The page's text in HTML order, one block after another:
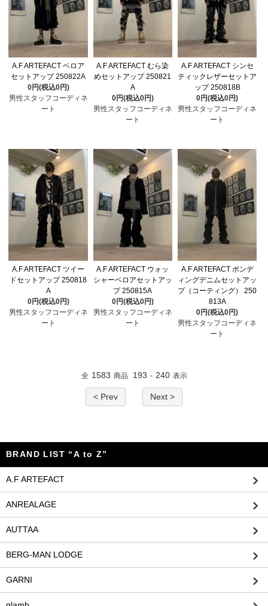
A.F ARTEFACT ベロア
セットアップ 250822A
0円(税込0円)
男性スタッフコーディネ
ート
A.F ARTEFACT むら染
めセットアップ 250821
A
0円(税込0円)
男性スタッフコーディネ
ート
A.F ARTEFACT シンセ
ティックレザーセットア
ップ 250818B
0円(税込0円)
男性スタッフコーディネ
ート
A.F ARTEFACT ツイー
ドセットアップ 250818
A
0円(税込0円)
男性スタッフコーディネ
ート
A.F ARTEFACT ウォッ
シャーベロアセットアッ
プ 250815A
0円(税込0円)
男性スタッフコーディネ
ート
A.F ARTEFACT ボンデ
ィングデニムセットアッ
プ（コーティング） 250
813A
0円(税込0円)
男性スタッフコーディネ
ート
全 1583 商品 193 - 240 表示
< Prev Next >
BRAND LIST “A to Z”
A.F ARTEFACT
ANREALAGE
AUTTAA
BERG-MAN LODGE
GARNI